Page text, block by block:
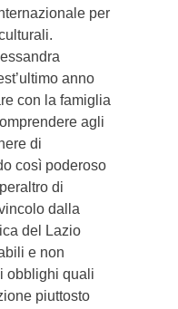
per
anno
con la famiglia
agli
di
così poderoso
di
dalla
del Lazio
e non
obblighi quali
piuttosto